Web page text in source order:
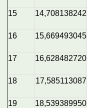
15 14,708138242
16 15,669493045
17 16,628482720
18 17,585113087
19 18,539389950